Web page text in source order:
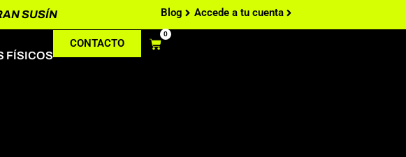
SUSÍN Blog Accede a tu cuenta
FÍSICOS
CONTACTO
0